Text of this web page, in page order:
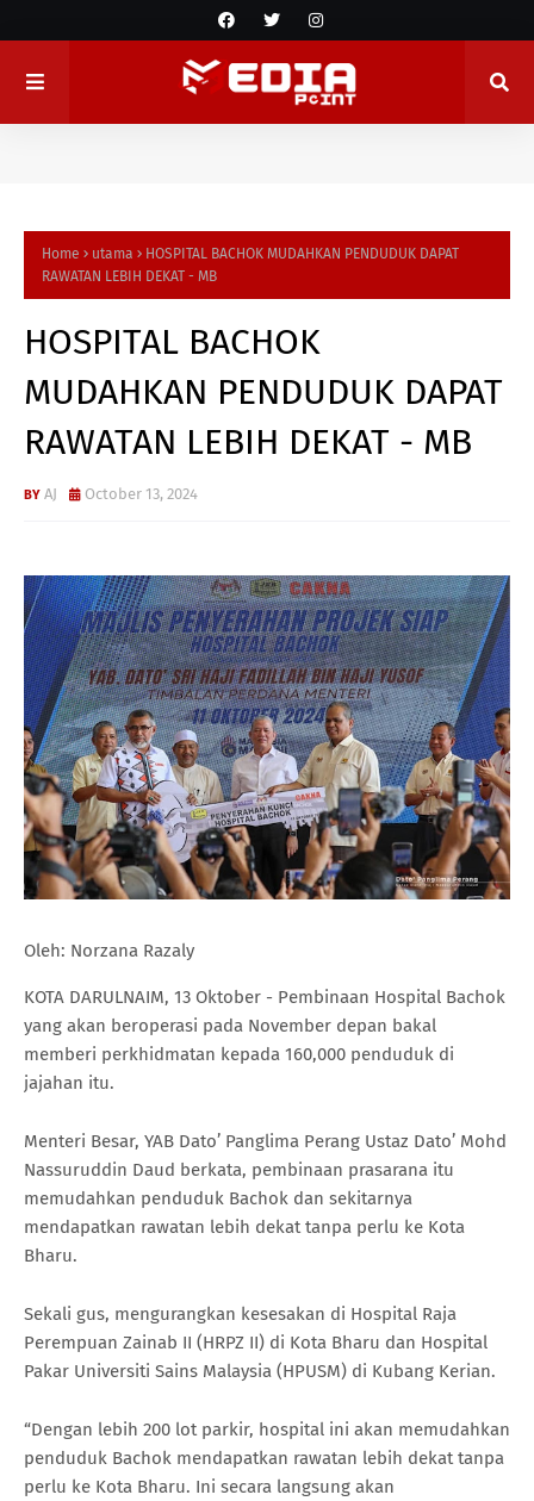
Home utama
HOSPITAL BACHOK MUDAHKAN PENDUDUK DAPAT
RAWATAN LEBIH DEKAT - MB
HOSPITAL BACHOK
MUDAHKAN PENDUDUK DAPAT
RAWATAN LEBIH DEKAT - MB
AJ October 13, 2024
Oleh: Norzana Razaly
KOTA DARULNAIM, 13 Oktober - Pembinaan Hospital Bachok
yang akan beroperasi pada November depan bakal
memberi perkhidmatan kepada 160,000 penduduk di
jajahan itu.
Menteri Besar, YAB Dato’ Panglima Perang Ustaz Dato’ Mohd
Nassuruddin Daud berkata, pembinaan prasarana itu
memudahkan penduduk Bachok dan sekitarnya
mendapatkan rawatan lebih dekat tanpa perlu ke Kota
Bharu.
Sekali gus, mengurangkan kesesakan di Hospital Raja
Perempuan Zainab II (HRPZ II) di Kota Bharu dan Hospital
Pakar Universiti Sains Malaysia (HPUSM) di Kubang Kerian.
“Dengan lebih 200 lot parkir, hospital ini akan memudahkan
penduduk Bachok mendapatkan rawatan lebih dekat tanpa
perlu ke Kota Bharu. Ini secara langsung akan